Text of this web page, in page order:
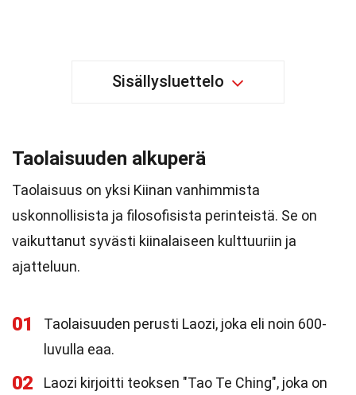
Sisällysluettelo
Taolaisuuden alkuperä
Taolaisuus on yksi Kiinan vanhimmista
uskonnollisista ja filosofisista perinteistä. Se on
vaikuttanut syvästi kiinalaiseen kulttuuriin ja
ajatteluun.
01
Taolaisuuden perusti Laozi, joka eli noin 600-
luvulla eaa.
02
Laozi kirjoitti teoksen "Tao Te Ching", joka on